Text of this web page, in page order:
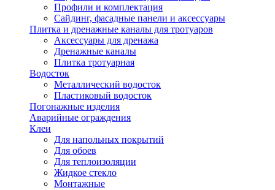
Профили и комплектация
Сайдинг, фасадные панели и аксессуары
Плитка и дренажные каналы для тротуаров
Аксессуары для дренажа
Дренажные каналы
Плитка тротуарная
Водосток
Металлический водосток
Пластиковый водосток
Погонажные изделия
Аварийные ограждения
Клеи
Для напольных покрытий
Для обоев
Для теплоизоляции
Жидкое стекло
Монтажные